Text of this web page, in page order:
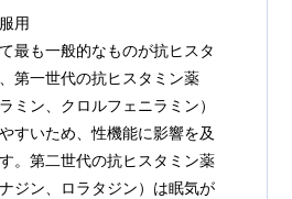
用
最も一般的なものが抗ヒスタ
第一世代の抗ヒスタミン薬
ミン、クロルフェニラミン）
すいため、性機能に影響を及
。第二世代の抗ヒスタミン薬
ジン、ロラタジン）は眠気が